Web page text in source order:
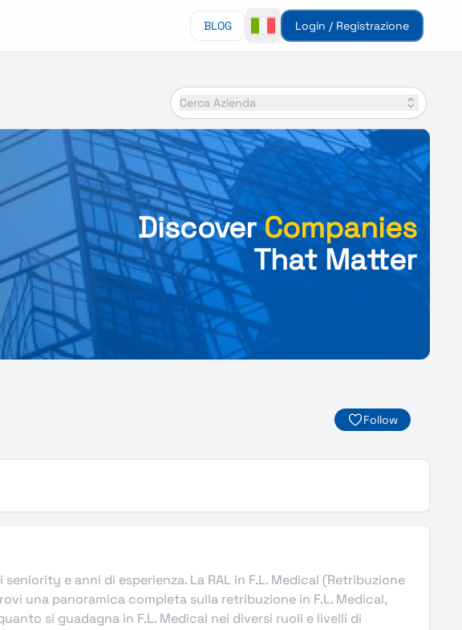
BLOG Login / Registrazione
Cerca Azienda
DiscoverCompanies
That Matter
Follow
e anni di esperienza. La RAL in F.L. Medical (Retribuzione
una panoramica completa sulla retribuzione in F.L. Medical,
si guadagna in F.L. Medical nei diversi ruoli e livelli di